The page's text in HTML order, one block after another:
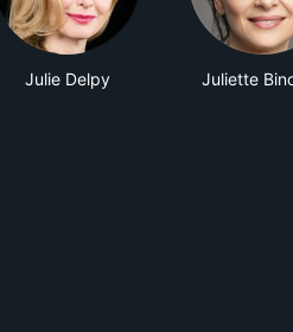
Julie Delpy Juliette